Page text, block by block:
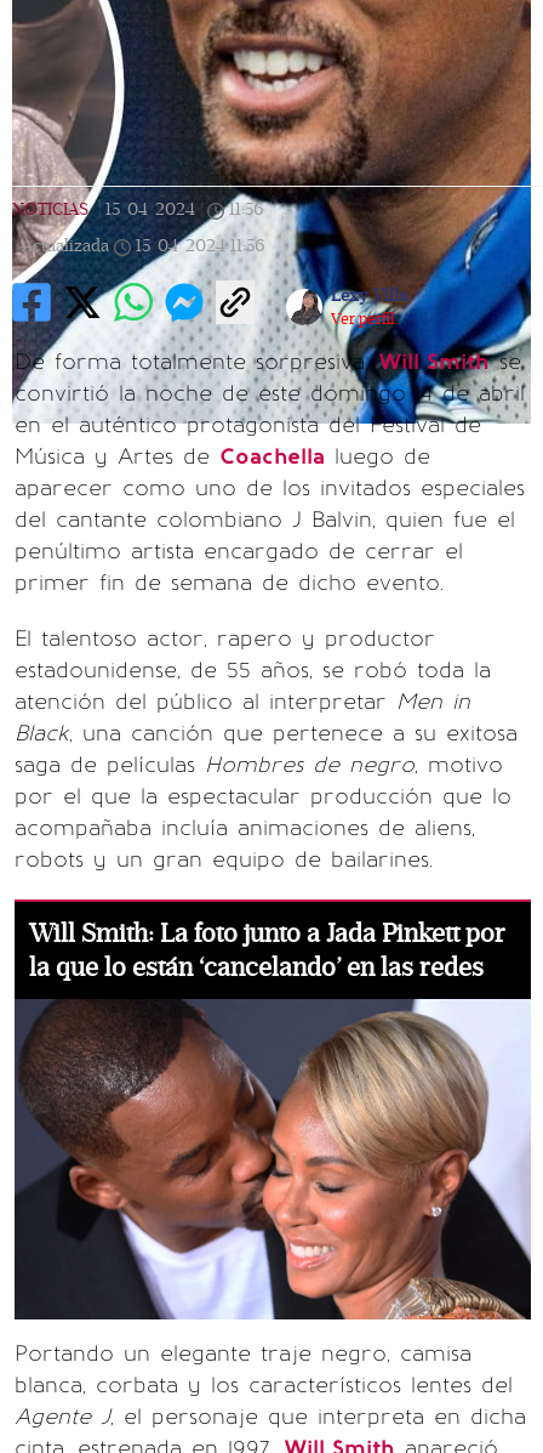
NOTICIAS | 15/04/2024 11:56 |
Actualizada
15/04/2024 11:56
Lexy Villa
Ver perfil
De forma totalmente sorpresiva,Will Smithse
convirtió la noche de este domingo 14 de abril
en el auténtico protagonista del Festival de
Música y Artes de Coachella luego de
aparecer como uno de los invitados especiales
del cantante colombiano J Balvin, quien fue el
penúltimo artista encargado de cerrar el
primer fin de semana de dicho evento.
El talentoso actor, rapero y productor
estadounidense, de 55 años, se robó toda la
atención del público al interpretar Men in
Black, una canción que pertenece a su exitosa
saga de películas Hombres de negro, motivo
por el que la espectacular producción que lo
acompañaba incluía animaciones de aliens,
robots y un gran equipo de bailarines.
Will Smith: La foto junto a Jada Pinkett por
la que lo están ‘cancelando’ en las redes
Portando un elegante traje negro, camisa
blanca, corbata y los característicos lentes del
Agente J, el personaje que interpreta en dicha